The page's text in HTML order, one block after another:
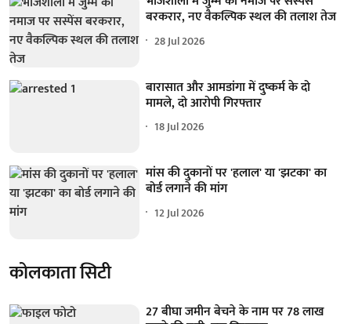
बरकरार, नए वैकल्पिक स्थल की तलाश तेज
28 Jul 2026
बारासात और आमडांगा में दुष्कर्म के दो
मामले, दो आरोपी गिरफ्तार
18 Jul 2026
मांस की दुकानों पर 'हलाल' या 'झटका' का
बोर्ड लगाने की मांग
12 Jul 2026
कोलकाता सिटी
27 बीघा जमीन बेचने के नाम पर 78 लाख